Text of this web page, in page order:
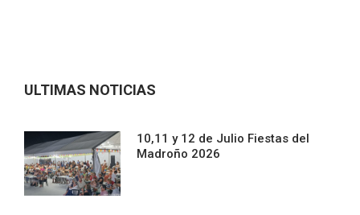
ULTIMAS NOTICIAS
10,11 y 12 de Julio Fiestas del
Madroño 2026